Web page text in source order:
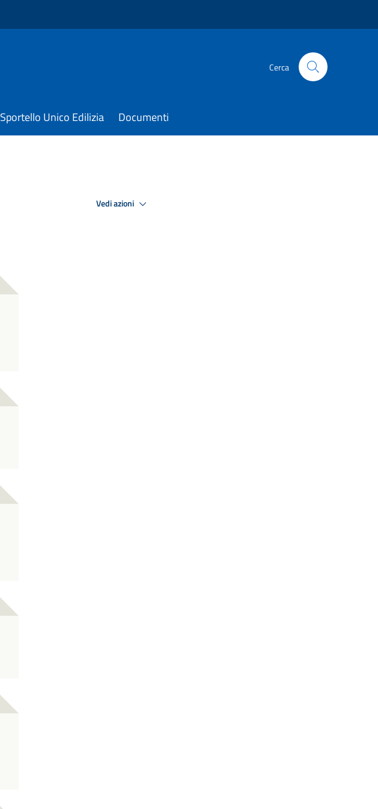
Cerca
Sportello Unico Edilizia Documenti
Vedi azioni